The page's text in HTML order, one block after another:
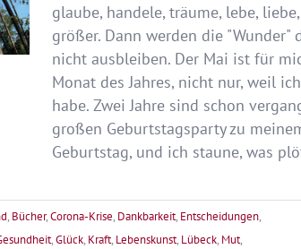
glaube, handele, träume, lebe,
größer. Dann werden die "Wunder"
nicht ausbleiben. Der Mai ist für
Monat des Jahres, nicht nur, weil
habe. Zwei Jahre sind schon
großen Geburtstagsparty zu
Geburtstag, und ich staune, was
, Bücher,Corona-Krise, Dankbarkeit, Entscheidungen,
,Glück, Kraft, Lebenskunst, Lübeck, Mut,